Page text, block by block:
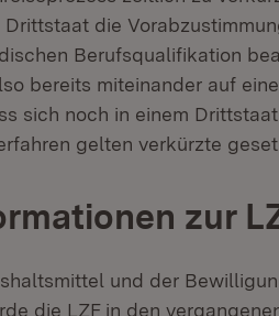
die
Berufsqualifikation
bereits miteinander auf
sich noch in einem
gelten verkürzte
zur
und der
die LZF in den